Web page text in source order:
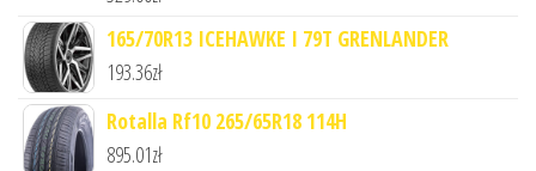
165/70R13 ICEHAWKE I 79T GRENLANDER
193.36zł
Rotalla Rf10 265/65R18 114H
895.01zł